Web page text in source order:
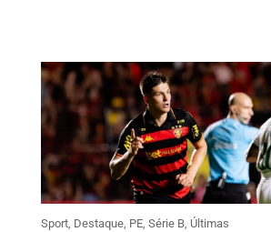
Sport, Destaque, PE, Série B, Últimas